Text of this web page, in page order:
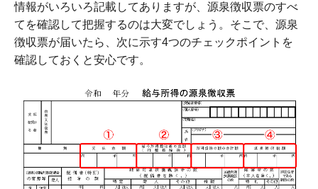
情報がいろいろ記載してありますが、源泉徴収票のすべ
てを確認して把握するのは大変でしょう。そこで、源泉
徴収票が届いたら、次に示す4つのチェックポイントを
確認しておくと安心です。